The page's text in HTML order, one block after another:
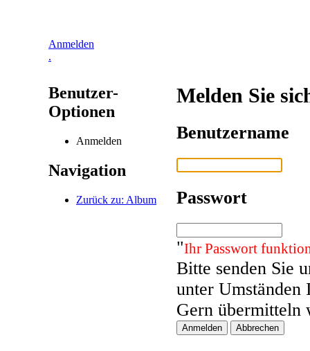
Anmelden
.
Benutzer-
Optionen
Anmelden
Navigation
Zurück zu: Album
Melden Sie
Benutzername
Passwort
"Ihr Passwort
Bitte senden Sie
unter Umständen
Gern übermitteln